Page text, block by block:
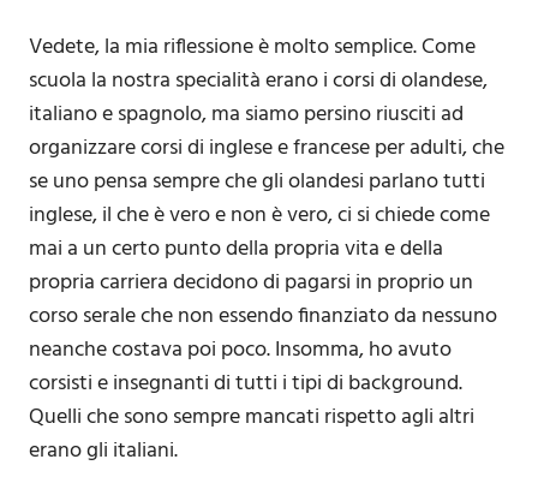
Vedete, la mia riflessione è molto semplice. Come
scuola la nostra specialità erano i corsi di olandese,
italiano e spagnolo, ma siamo persino riusciti ad
organizzare corsi di inglese e francese per adulti, che
se uno pensa sempre che gli olandesi parlano tutti
inglese, il che è vero e non è vero, ci si chiede come
mai a un certo punto della propria vita e della
propria carriera decidono di pagarsi in proprio un
corso serale che non essendo finanziato da nessuno
neanche costava poi poco. Insomma, ho avuto
corsisti e insegnanti di tutti i tipi di background.
Quelli che sono sempre mancati rispetto agli altri
erano gli italiani.